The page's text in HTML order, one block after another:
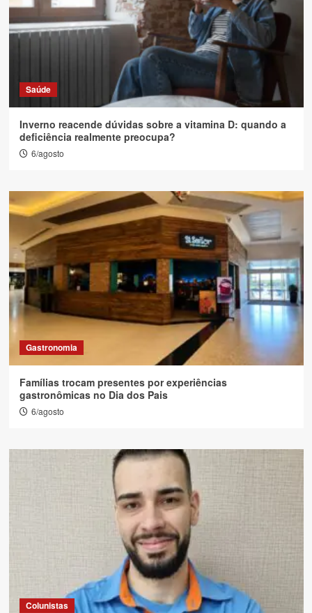
Saúde
Inverno reacende dúvidas sobre a vitamina D: quando a
deficiência realmente preocupa?
6/agosto
Gastronomia
Famílias trocam presentes por experiências
gastronômicas no Dia dos Pais
6/agosto
Colunistas